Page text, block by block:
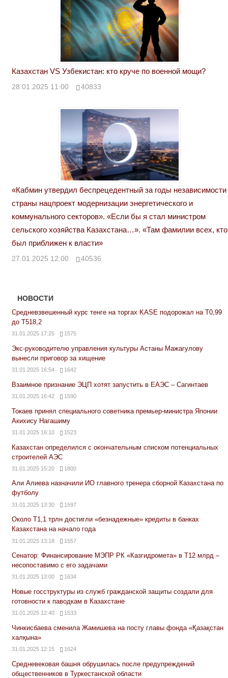
Казахстан VS Узбекистан: кто круче по военной мощи?
28.01.2025 11:00 40833
«Кабмин утвердил беспрецедентный за годы независимости
страны нацпроект модернизации энергетического и
коммунального секторов». «Если бы я стал министром
сельского хозяйства Казахстана…». «Там фамилии всех, кто
был приближен к власти»
27.01.2025 12:00 40536
НОВОСТИ
Средневзвешенный курс тенге на торгах KASE подорожал на Т0,99
до Т518,2
31.01.2025 17:25 1575
Экс-руководителю управления культуры Астаны Мажагулову
вынесли приговор за хищение
31.01.2025 16:54 1642
Взаимное признание ЭЦП хотят запустить в ЕАЭС – Сагинтаев
31.01.2025 16:42 1590
Токаев принял специального советника премьер-министра Японии
Акихису Нагашиму
31.01.2025 16:10 1523
Казахстан определился с окончательным списком потенциальных
строителей АЭС
31.01.2025 15:20 1800
Али Алиева назначили ИО главного тренера сборной Казахстана по
футболу
31.01.2025 13:30 1597
Около Т1,1 трлн достигли «безнадежные» кредиты в банках
Казахстана на начало года
31.01.2025 13:18 1557
Сенатор: Финансирование МЭПР РК «Казгидромета» в Т12 млрд –
несопоставимо с его задачами
31.01.2025 13:00 1634
Новые госструктуры из служб гражданской защиты создали для
готовности к паводкам в Казахстане
31.01.2025 12:40 1533
Чинкисбаева сменила Жамишева на посту главы фонда «Қазақстан
халқына»
31.01.2025 12:15 1624
Средневековая башня обрушилась после предупреждений
общественников в Туркестанской области